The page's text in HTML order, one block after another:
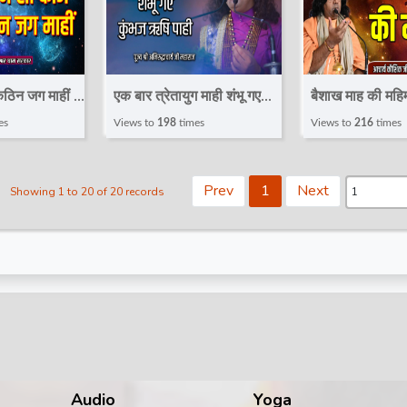
जग माहीं |
|
एक बार त्रेतायुग माही शंभू गए
कुंभज ऋषि पाही !
! Aniruddhacharya Ji
Views to 198 times
बैशाख माह की
Thoughts |
Views to 216times
Showing 1 to 20 of 20 records Prev 1 Next
Audio Yoga